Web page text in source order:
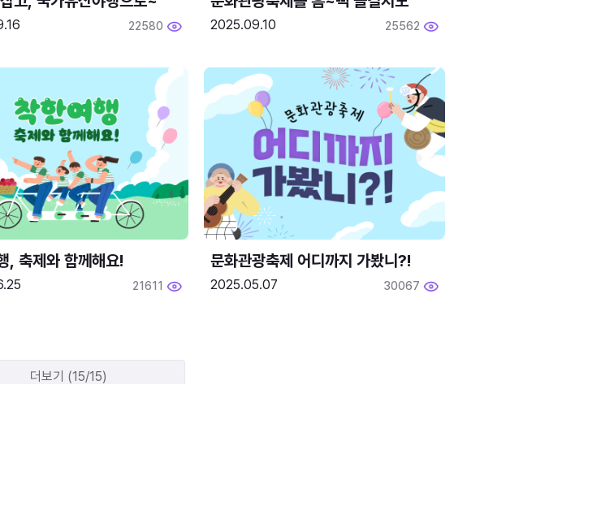
22580 2025.09.10 25562
, 축제와 함께해요!
21611
문화관광축제 어디까지 가봤니?!
2025.05.07 30067
더보기 (15/15)